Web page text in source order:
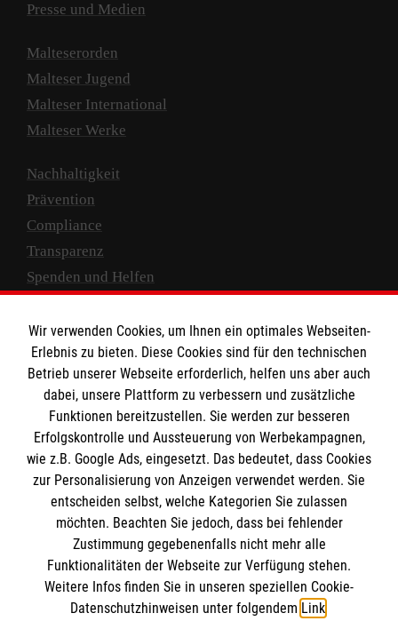
Presse und Medien
Malteserorden
Malteser Jugend
Malteser International
Malteser Werke
Nachhaltigkeit
Prävention
Compliance
Transparenz
Spenden und Helfen
Empfänger: Malteser Hilfsdienst e.V.
IBAN: DE10 3706 0120 1201 2000 12
BIC: GENODED 1PA7
Newsletter abonnieren
Wir verwenden Cookies, um Ihnen ein optimales Webseiten-
Erlebnis zu bieten. Diese Cookies sind für den technischen
Betrieb unserer Webseite erforderlich, helfen uns aber auch
dabei, unsere Plattform zu verbessern und zusätzliche
Funktionen bereitzustellen. Sie werden zur besseren
Erfolgskontrolle und Aussteuerung von Werbekampagnen,
wie z.B. Google Ads, eingesetzt. Das bedeutet, dass Cookies
zur Personalisierung von Anzeigen verwendet werden. Sie
entscheiden selbst, welche Kategorien Sie zulassen
möchten. Beachten Sie jedoch, dass bei fehlender
Zustimmung gegebenenfalls nicht mehr alle
Funktionalitäten der Webseite zur Verfügung stehen.
Weitere Infos finden Sie in unseren speziellen Cookie-
Datenschutzhinweisen unter folgendem Link.